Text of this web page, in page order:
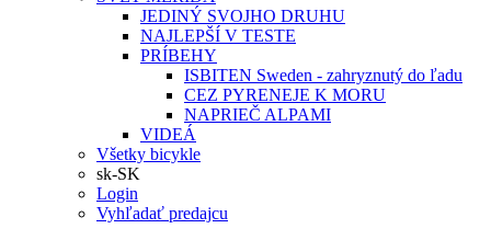
JEDINÝ SVOJHO DRUHU
NAJLEPŠÍ V TESTE
PRÍBEHY
ISBITEN Sweden - zahryznutý do ľadu
CEZ PYRENEJE K MORU
NAPRIEČ ALPAMI
VIDEÁ
Všetky bicykle
sk-SK
Login
Vyhľadať predajcu